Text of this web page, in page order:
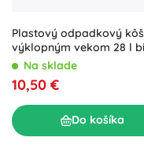
Plastový odpadkový
výklopným vekom 28 l
Na sklade
10,50 €
Do košíka